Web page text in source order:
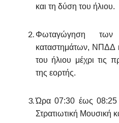
και τη δύση του ήλιου.
Φωταγώγηση των
καταστημάτων, ΝΠΔΔ
του ήλιου μέχρι τις
της εορτής.
Ώρα 07:30 έως 08:25
Στρατιωτική